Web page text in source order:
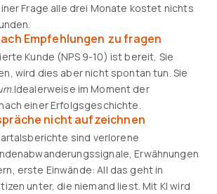
Frage alle drei Monate kostet nichts
Empfehlungen zu fragen
Kunde (NPS 9-10) ist bereit, Sie
wird dies aber nicht spontan tun. Sie
Idealerweise im Moment der
einer Erfolgsgeschichte.
nicht aufzeichnen
sind verlorene
Erwähnungen
erste Einwände: All das geht in
unter, die niemand liest. Mit KI wird